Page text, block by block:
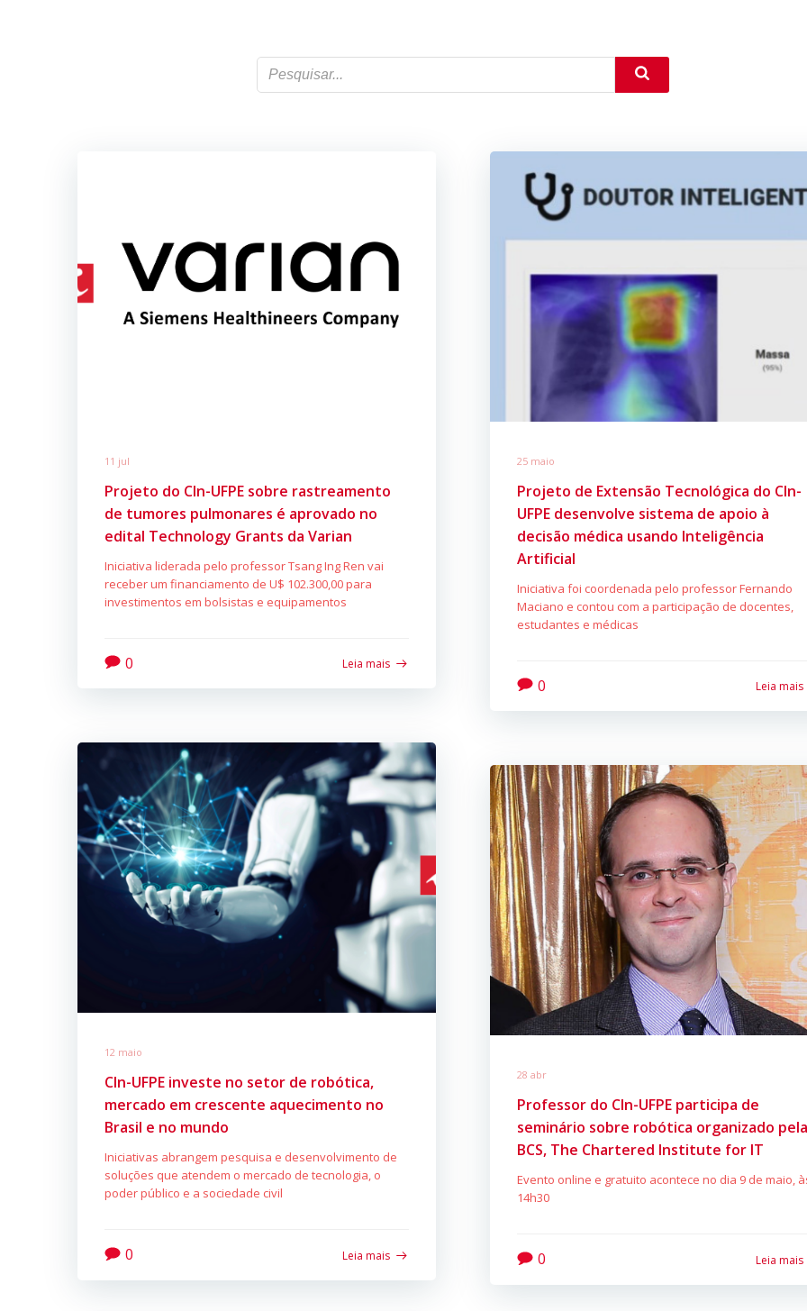
11 jul
Projeto do CIn-UFPE sobre rastreamento
de tumores pulmonares é aprovado no
edital Technology Grants da Varian
Iniciativa liderada pelo professor Tsang Ing Ren vai
receber um financiamento de U$ 102.300,00 para
investimentos em bolsistas e equipamentos
0 Leia mais
25 maio
Projeto de Extensão Tecnológica do CIn-
UFPE desenvolve sistema de apoio à
decisão médica usando Inteligência
Artificial
Iniciativa foi coordenada pelo professor Fernando
Maciano e contou com a participação de docentes,
estudantes e médicas
0 Leia mais
12 maio
CIn-UFPE investe no setor de robótica,
mercado em crescente aquecimento no
Brasil e no mundo
Iniciativas abrangem pesquisa e desenvolvimento de
soluções que atendem o mercado de tecnologia, o
poder público e a sociedade civil
0 Leia mais
28 abr
Professor do CIn-UFPE participa de
seminário sobre robótica organizado
BCS, The Chartered Institute for IT
Evento online e gratuito acontece no dia 9 de maio,
14h30
0 Leia mais